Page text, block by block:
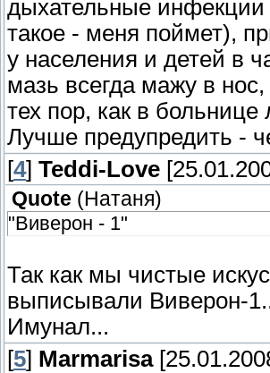
дыхательные инфекции
такое - меня поймет),
у населения и детей в
мазь всегда мажу в
тех пор, как в
Лучше предупредить -
[4] Teddi-Love
Quote ( Натаня)
"Виверон - 1"
Так как мы чистые
выписывали Виверон-
Имунал...
[5] Marmarisa